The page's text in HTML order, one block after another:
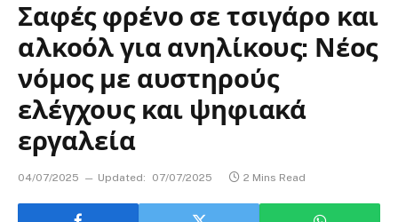
Σαφές φρένο σε τσιγάρο και
αλκοόλ για ανηλίκους: Νέος
νόμος με αυστηρούς
ελέγχους και ψηφιακά
εργαλεία
04/07/2025 Updated: 07/07/2025 2 Mins Read